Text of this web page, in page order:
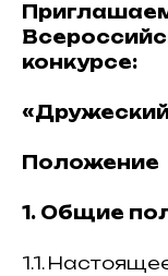
конкурсе:
Положение
1. Общие
1.1.